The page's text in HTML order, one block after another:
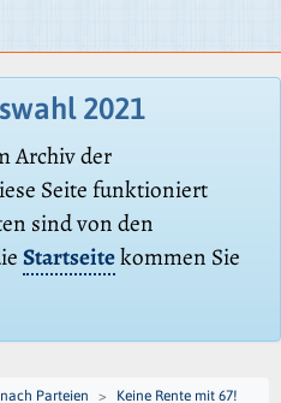
2021
Archiv der
Seite funktioniert
sind von den
Startseitekommen Sie
Parteien Keine Rente mit 67!